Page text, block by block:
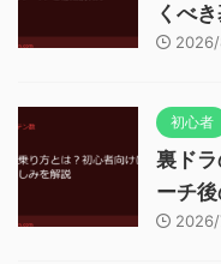
くべ
初心者
裏ド
ーチ